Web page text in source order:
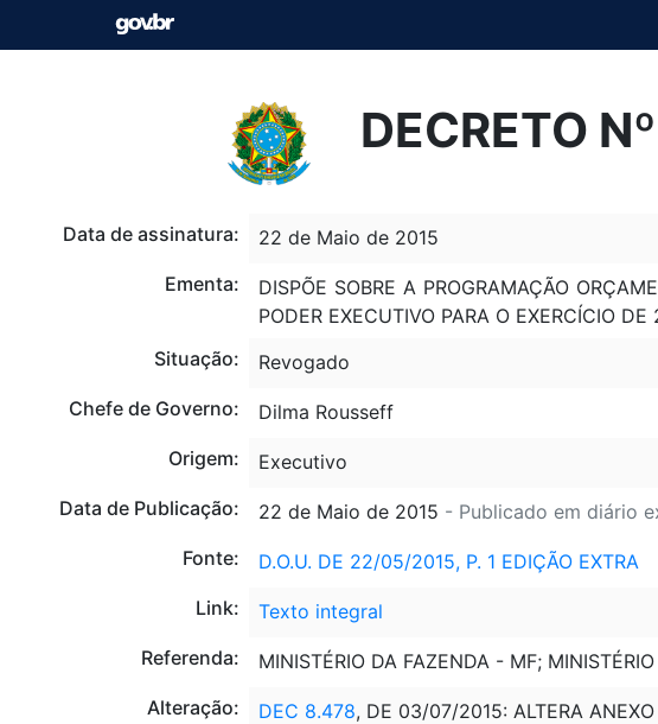
DECRETO
Data de assinatura:
22 de Maio de 2015
Ementa:
DISPÕE SOBRE A PROGRAMAÇÃO
PODER EXECUTIVO PARA O EXERCÍCIO
Situação:
Revogado
Chefe de Governo:
Dilma Rousseff
Origem:
Executivo
Data de Publicação:
22 de Maio de 2015 - Publicado em diário
Fonte:
D.O.U. DE 22/05/2015, P. 1 EDIÇÃO EXTRA
Link:
Texto integral
Referenda:
MINISTÉRIO DA FAZENDA - MF;
Alteração:
DEC 8.478, DE 03/07/2015: ALTERA ANEXO